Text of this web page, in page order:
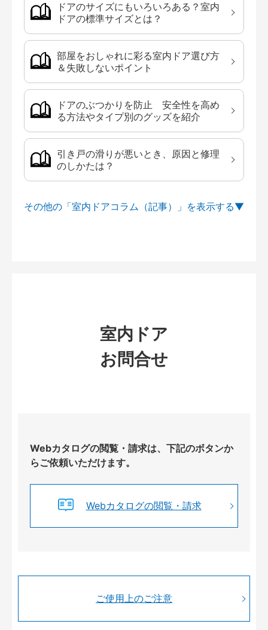
ドアのサイズにもいろいろある？室内
ドアの標準サイズとは？
部屋をおしゃれに彩る室内ドア選び方
＆失敗しないポイント
ドアのぶつかりを防止 安全性を高め
る方法やタイプ別のグッズを紹介
引き戸の滑りが悪いとき、原因と修理
のしかたは？
その他の「室内ドアコラム（記事）」を
室内ドア
お問合せ
Webカタログの閲覧・請求は、下記のボタンか
らご依頼いただけます。
Webカタログの閲覧・請求
ご使用上のご注意